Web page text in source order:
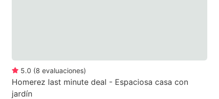
5.0 (8 evaluaciones)
Homerez last minute deal - Espaciosa casa con
jardín